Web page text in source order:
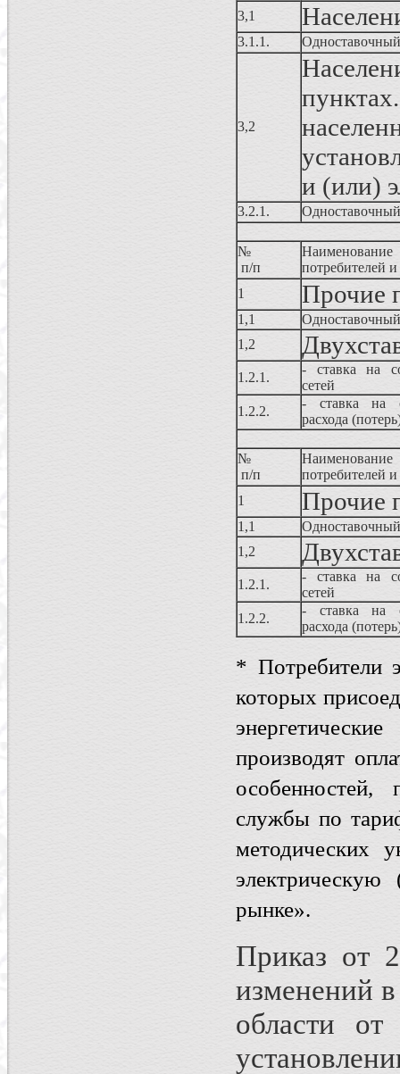
3,1
3.1.1.
3,2
и (или)
3.2.1.
№
п/п
потребителей
1
Прочие
1,1
1,2
1.2.1.
- ставка на
сетей
1.2.2.
- ставка на
расхода
№
п/п
потребителей
1
Прочие
1,1
1,2
1.2.1.
- ставка на
сетей
1.2.2.
- ставка на
расхода
* Потребители
которых
производят
службы по
методических
рынке».
Приказ от
изменений
области